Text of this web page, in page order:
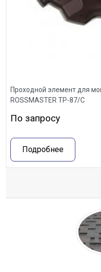
Проходной элемент для
ROSSMASTER ТР-87/С
По запросу
Подробнее